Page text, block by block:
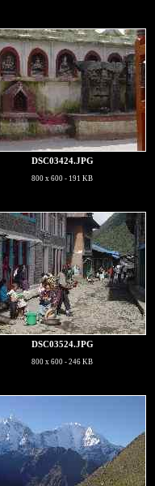
DSC03424.JPG
800 x 600 - 191 KB
DSC03524.JPG
800 x 600 - 246 KB